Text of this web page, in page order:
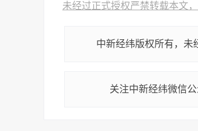
未经过正式授权严禁转载本文
中新经纬版权所有，未
关注中新经纬微信